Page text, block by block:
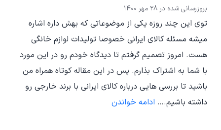
بروزرسانی شده در 28 مهر 1400
توی این چند روزه یکی از موضوعاتی که بهش داره اشاره
میشه مسئله کالای ایرانی خصوصا تولیدات لوازم خانگی
هست. امروز تصمیم گرفتم تا دیدگاه خودم رو در این مورد
با شما به اشتراک بذارم. پس در این مقاله کوتاه همراه من
باشید تا بررسی هایی درباره کالای ایرانی با برند خارجی رو
داشته باشیم.… ادامه خواندنکالای